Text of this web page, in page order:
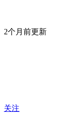
2个月前更新
关注